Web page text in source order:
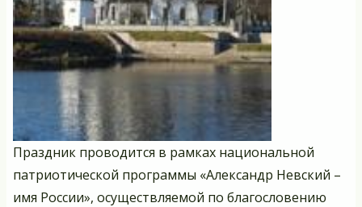
Праздник проводится в рамках национальной
патриотической программы «Александр Невский –
имя России», осуществляемой по благословению